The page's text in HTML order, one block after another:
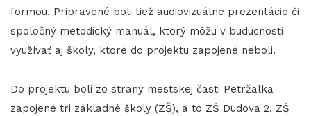
formou. Pripravené boli tiež audiovizuálne prezentácie či
spoločný metodický manuál, ktorý môžu v budúcnosti
využívať aj školy, ktoré do projektu zapojené neboli.
Do projektu boli zo strany mestskej časti Petržalka
zapojené tri základné školy (ZŠ), a to ZŠ Dudova 2, ZŠ